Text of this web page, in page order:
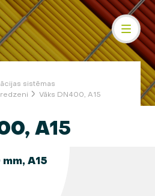
sistēmas
Vāks DN400, A15
A15
A15